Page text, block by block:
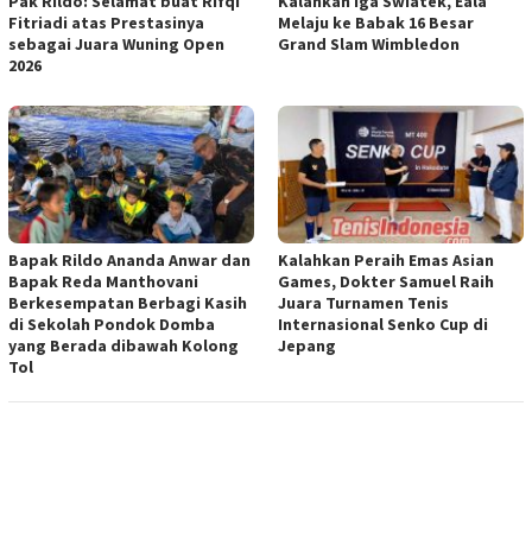
Fitriadi atas Prestasinya
sebagai Juara Wuning Open
2026
Melaju ke Babak 16 Besar
Grand Slam Wimbledon
Bapak Rildo Ananda Anwar dan
Bapak Reda Manthovani
Berkesempatan Berbagi Kasih
di Sekolah Pondok Domba
yang Berada dibawah Kolong
Tol
Kalahkan Peraih Emas Asian
Games, Dokter Samuel Raih
Juara Turnamen Tenis
Internasional Senko Cup di
Jepang